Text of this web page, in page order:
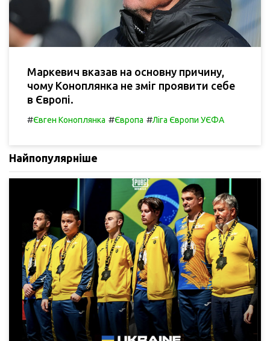
Маркевич вказав на основну причину,
чому Коноплянка не зміг проявити себе
в Європі.
#Євген Коноплянка #Європа #Ліга Європи УЄФА
Найпопулярніше